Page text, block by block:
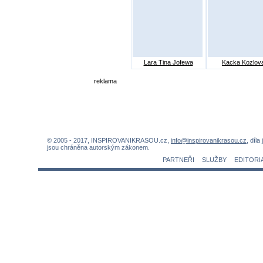
Lara Tina Jofewa Kacka
reklama
© 2005 - 2017, INSPIROVANIKRASOU.cz, info@inspirovanikrasou.cz ,
jsou chráněna autorským zákonem.
PARTNEŘI
SLUŽBY